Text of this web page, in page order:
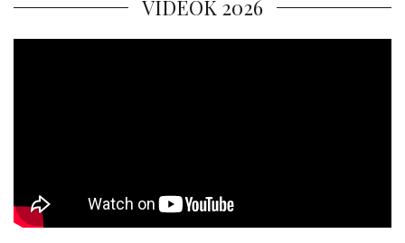
VIDEÓK 2026